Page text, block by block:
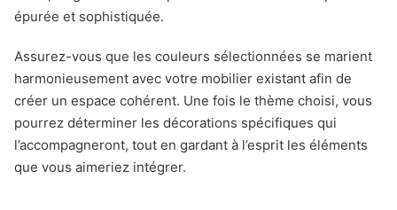
épurée et sophistiquée.
Assurez-vous que les couleurs sélectionnées se marient
harmonieusement avec votre mobilier existant afin de
créer un espace cohérent. Une fois le thème choisi, vous
pourrez déterminer les décorations spécifiques qui
l’accompagneront, tout en gardant à l’esprit les éléments
que vous aimeriez intégrer.